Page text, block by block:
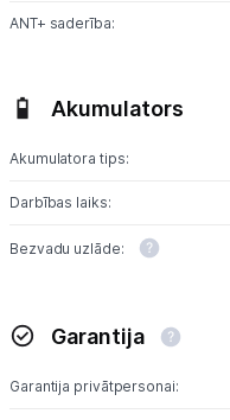
ANT+ saderība:
Akumulators
Akumulatora tips:
Darbības laiks:
Bezvadu uzlāde:
Garantija
Garantija privātpersonai: